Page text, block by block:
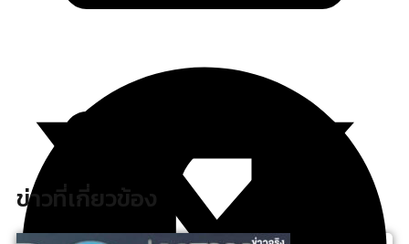
ข่าวที่เกี่ยวข้อง